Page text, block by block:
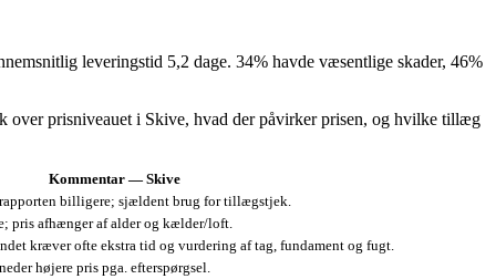
leveringstid 5,2 dage. 34% havde væsentlige skader, 46%
over prisniveauet i Skive, hvad der påvirker prisen, og hvilke tillæg
Kommentar — Skive
billigere; sjældent brug for tillægstjek.
pris afhænger af alder og kælder/loft.
kræver ofte ekstra tid og vurdering af tag, fundament og fugt.
højere pris pga. efterspørgsel.